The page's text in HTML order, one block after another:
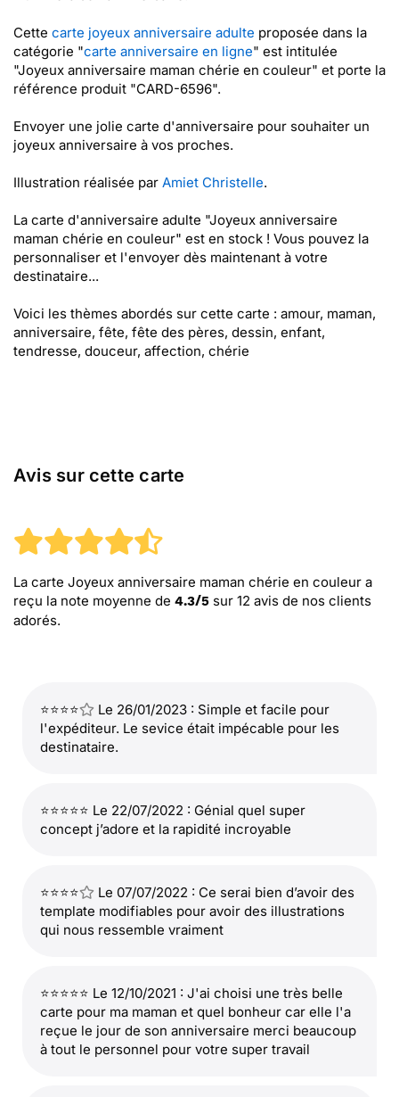
Cette carte joyeux anniversaire adulte proposée dans la
catégorie "carte anniversaire en ligne" est intitulée
"Joyeux anniversaire maman chérie en couleur" et porte la
référence produit "CARD-6596".
Envoyer une jolie carte d'anniversaire pour souhaiter un
joyeux anniversaire à vos proches.
Illustration réalisée par Amiet Christelle.
La carte d'anniversaire adulte "Joyeux anniversaire
maman chérie en couleur" est en stock ! Vous pouvez la
personnaliser et l'envoyer dès maintenant à votre
destinataire...
Voici les thèmes abordés sur cette carte : amour, maman,
anniversaire, fête, fête des pères, dessin, enfant,
tendresse, douceur, affection, chérie
Avis sur cette carte
La carte Joyeux anniversaire maman chérie en couleur a
reçu la note moyenne de 4.3/5 sur 12 avis de nos clients
adorés.
⭐⭐⭐⭐
Le 26/01/2023 : Simple et facile pour
l'expéditeur. Le sevice était impécable pour les
destinataire.
⭐⭐⭐⭐⭐ Le 22/07/2022 : Génial quel super
concept j’adore et la rapidité incroyable
⭐⭐⭐⭐
Le 07/07/2022 : Ce serai bien d’avoir des
template modifiables pour avoir des illustrations
qui nous ressemble vraiment
⭐⭐⭐⭐⭐ Le 12/10/2021 : J'ai choisi une très belle
carte pour ma maman et quel bonheur car elle l'a
reçue le jour de son anniversaire merci beaucoup
à tout le personnel pour votre super travail